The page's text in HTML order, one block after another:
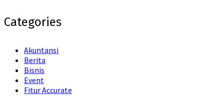
Categories
Akuntansi
Berita
Bisnis
Event
Fitur Accurate